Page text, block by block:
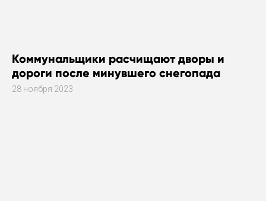
Коммунальщики расчищают дворы и
дороги после минувшего снегопада
28 ноября 2023